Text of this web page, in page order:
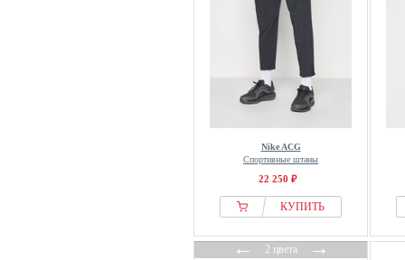
Nike ACG
Спортивные штаны
22 250 ₽
КУПИТЬ
←2 цвета→